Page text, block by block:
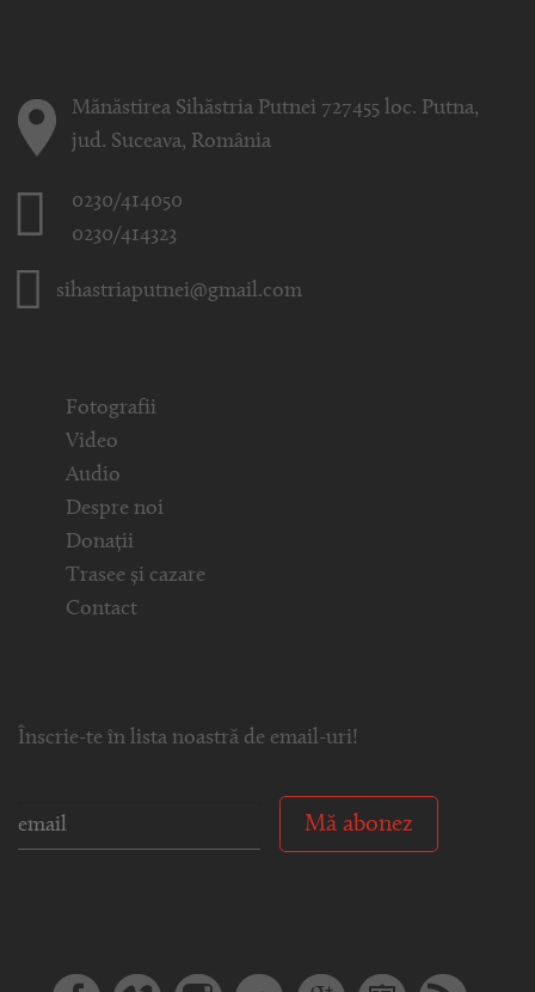
Mănăstirea Sihăstria Putnei 727455 loc. Putna,
jud. Suceava, România
0230/414050
0230/414323
sihastriaputnei@gmail.com
Fotografii
Video
Audio
Despre noi
Donații
Trasee și cazare
Contact
Înscrie-te în lista noastră de email-uri!
Mă abonez